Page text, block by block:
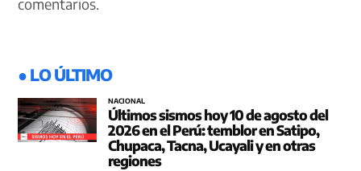
● LO ÚLTIMO
NACIONAL
Últimos sismos hoy 10 de agosto del
2026 en el Perú: temblor en Satipo,
Chupaca, Tacna, Ucayali y en otras
regiones